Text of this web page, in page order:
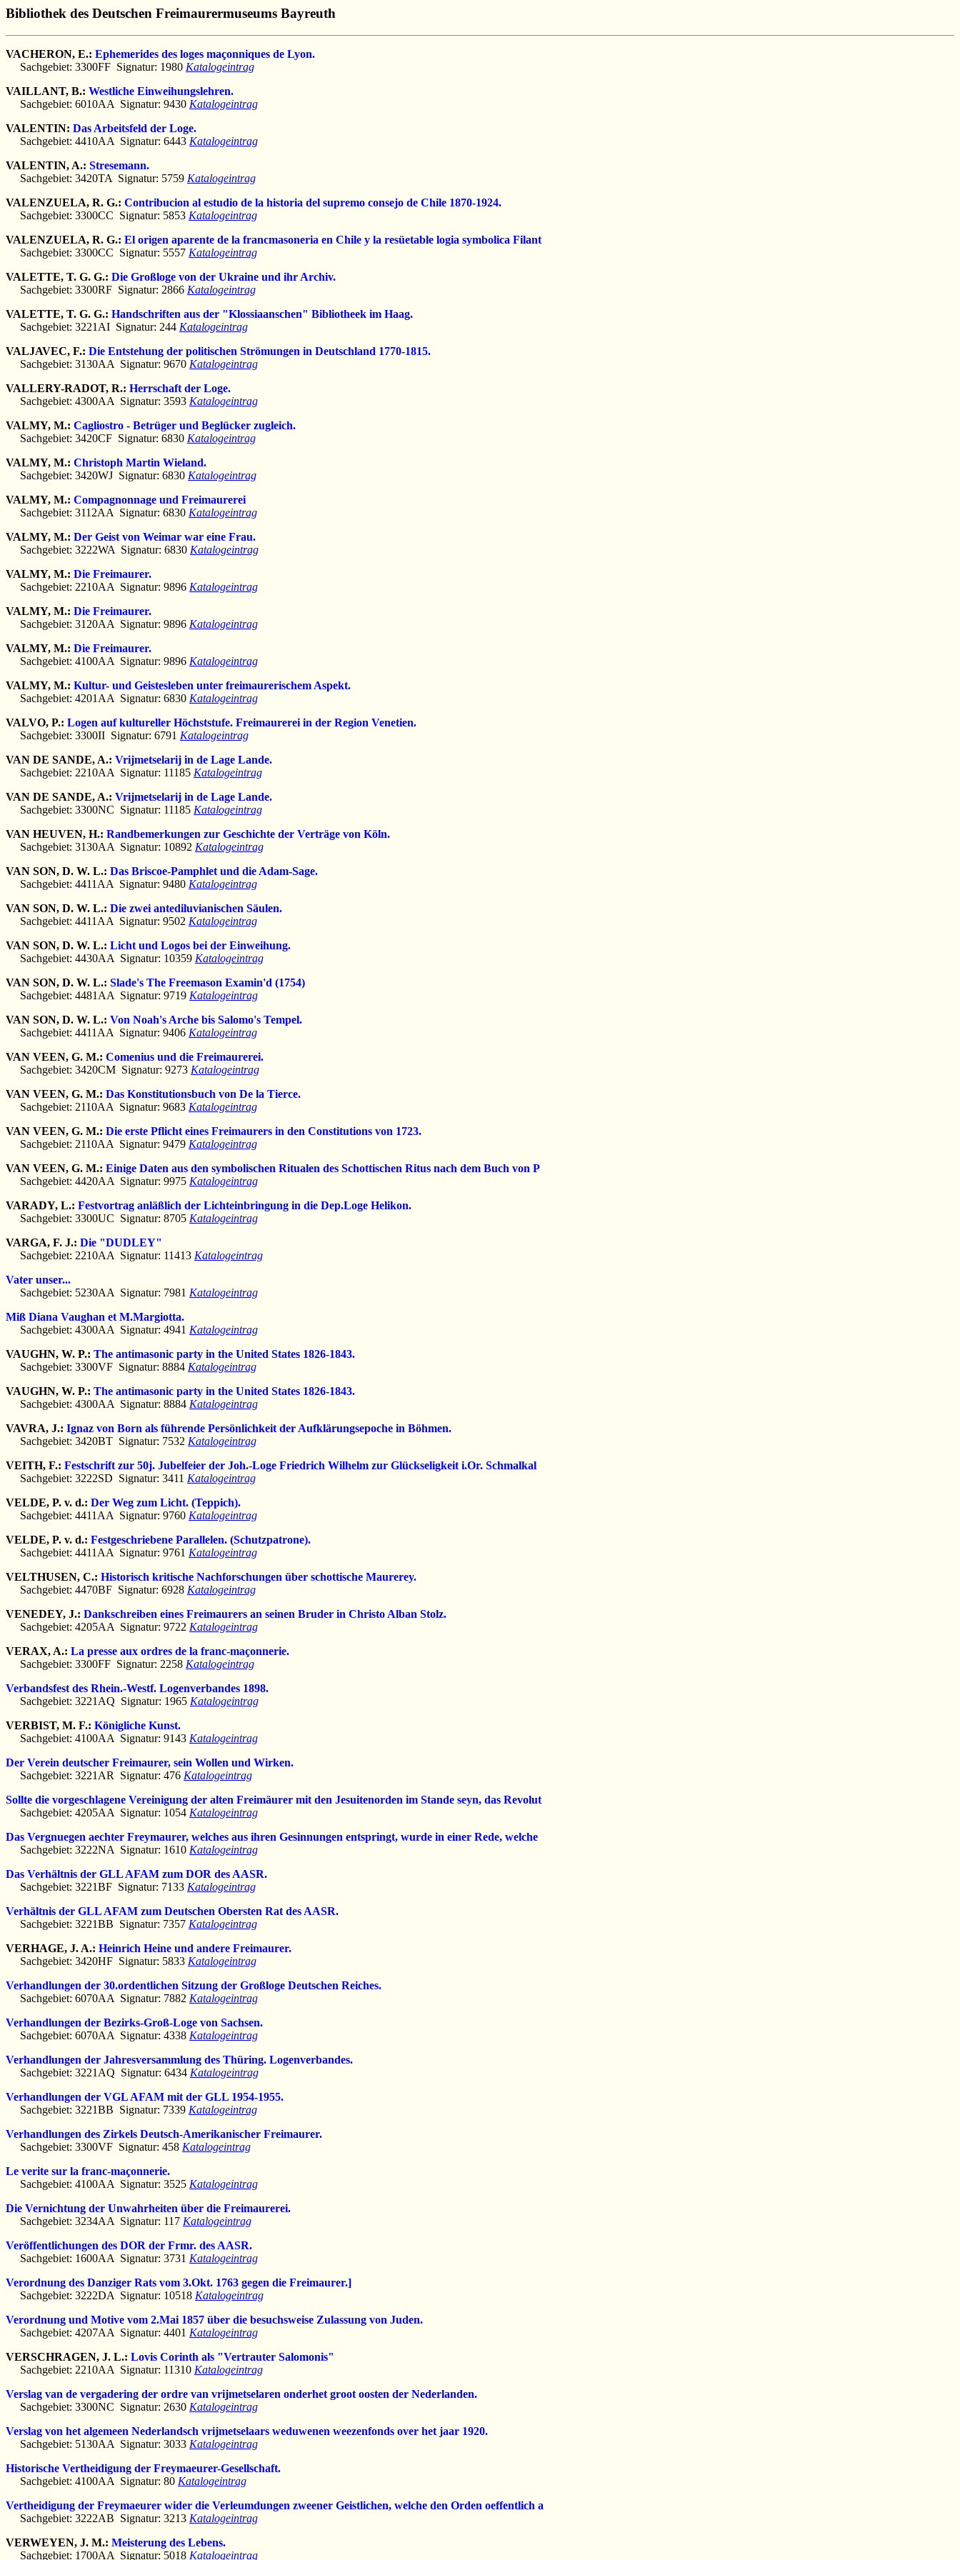
Bibliothek des Deutschen Freimaurermuseums Bayreuth
VACHERON, E.: Ephemerides des loges maçonniques de Lyon.
Sachgebiet: 3300FF Signatur: 1980 Katalogeintrag
VAILLANT, B.: Westliche Einweihungslehren.
Sachgebiet: 6010AA Signatur: 9430 Katalogeintrag
VALENTIN: Das Arbeitsfeld der Loge.
Sachgebiet: 4410AA Signatur: 6443 Katalogeintrag
VALENTIN, A.: Stresemann.
Sachgebiet: 3420TA Signatur: 5759 Katalogeintrag
VALENZUELA, R. G.: Contribucion al estudio de la historia del supremo consejo de Chile 1870-1924.
Sachgebiet: 3300CC Signatur: 5853 Katalogeintrag
VALENZUELA, R. G.: El origen aparente de la francmasoneria en Chile y la resüetable logia symbolica Filant
Sachgebiet: 3300CC Signatur: 5557 Katalogeintrag
VALETTE, T. G. G.: Die Großloge von der Ukraine und ihr Archiv.
Sachgebiet: 3300RF Signatur: 2866 Katalogeintrag
VALETTE, T. G. G.: Handschriften aus der "Klossiaanschen" Bibliotheek im Haag.
Sachgebiet: 3221AI Signatur: 244 Katalogeintrag
VALJAVEC, F.: Die Entstehung der politischen Strömungen in Deutschland 1770-1815.
Sachgebiet: 3130AA Signatur: 9670 Katalogeintrag
VALLERY-RADOT, R.: Herrschaft der Loge.
Sachgebiet: 4300AA Signatur: 3593 Katalogeintrag
VALMY, M.: Cagliostro - Betrüger und Beglücker zugleich.
Sachgebiet: 3420CF Signatur: 6830 Katalogeintrag
VALMY, M.: Christoph Martin Wieland.
Sachgebiet: 3420WJ Signatur: 6830 Katalogeintrag
VALMY, M.: Compagnonnage und Freimaurerei
Sachgebiet: 3112AA Signatur: 6830 Katalogeintrag
VALMY, M.: Der Geist von Weimar war eine Frau.
Sachgebiet: 3222WA Signatur: 6830 Katalogeintrag
VALMY, M.: Die Freimaurer.
Sachgebiet: 2210AA Signatur: 9896 Katalogeintrag
VALMY, M.: Die Freimaurer.
Sachgebiet: 3120AA Signatur: 9896 Katalogeintrag
VALMY, M.: Die Freimaurer.
Sachgebiet: 4100AA Signatur: 9896 Katalogeintrag
VALMY, M.: Kultur- und Geistesleben unter freimaurerischem Aspekt.
Sachgebiet: 4201AA Signatur: 6830 Katalogeintrag
VALVO, P.: Logen auf kultureller Höchststufe. Freimaurerei in der Region Venetien.
Sachgebiet: 3300II Signatur: 6791 Katalogeintrag
VAN DE SANDE, A.: Vrijmetselarij in de Lage Lande.
Sachgebiet: 2210AA Signatur: 11185 Katalogeintrag
VAN DE SANDE, A.: Vrijmetselarij in de Lage Lande.
Sachgebiet: 3300NC Signatur: 11185 Katalogeintrag
VAN HEUVEN, H.: Randbemerkungen zur Geschichte der Verträge von Köln.
Sachgebiet: 3130AA Signatur: 10892 Katalogeintrag
VAN SON, D. W. L.: Das Briscoe-Pamphlet und die Adam-Sage.
Sachgebiet: 4411AA Signatur: 9480 Katalogeintrag
VAN SON, D. W. L.: Die zwei antediluvianischen Säulen.
Sachgebiet: 4411AA Signatur: 9502 Katalogeintrag
VAN SON, D. W. L.: Licht und Logos bei der Einweihung.
Sachgebiet: 4430AA Signatur: 10359 Katalogeintrag
VAN SON, D. W. L.: Slade's The Freemason Examin'd (1754)
Sachgebiet: 4481AA Signatur: 9719 Katalogeintrag
VAN SON, D. W. L.: Von Noah's Arche bis Salomo's Tempel.
Sachgebiet: 4411AA Signatur: 9406 Katalogeintrag
VAN VEEN, G. M.: Comenius und die Freimaurerei.
Sachgebiet: 3420CM Signatur: 9273 Katalogeintrag
VAN VEEN, G. M.: Das Konstitutionsbuch von De la Tierce.
Sachgebiet: 2110AA Signatur: 9683 Katalogeintrag
VAN VEEN, G. M.: Die erste Pflicht eines Freimaurers in den Constitutions von 1723.
Sachgebiet: 2110AA Signatur: 9479 Katalogeintrag
VAN VEEN, G. M.: Einige Daten aus den symbolischen Ritualen des Schottischen Ritus nach dem Buch von P
Sachgebiet: 4420AA Signatur: 9975 Katalogeintrag
VARADY, L.: Festvortrag anläßlich der Lichteinbringung in die Dep.Loge Helikon.
Sachgebiet: 3300UC Signatur: 8705 Katalogeintrag
VARGA, F. J.: Die "DUDLEY"
Sachgebiet: 2210AA Signatur: 11413 Katalogeintrag
Vater unser...
Sachgebiet: 5230AA Signatur: 7981 Katalogeintrag
Miß Diana Vaughan et M.Margiotta.
Sachgebiet: 4300AA Signatur: 4941 Katalogeintrag
VAUGHN, W. P.: The antimasonic party in the United States 1826-1843.
Sachgebiet: 3300VF Signatur: 8884 Katalogeintrag
VAUGHN, W. P.: The antimasonic party in the United States 1826-1843.
Sachgebiet: 4300AA Signatur: 8884 Katalogeintrag
VAVRA, J.: Ignaz von Born als führende Persönlichkeit der Aufklärungsepoche in Böhmen.
Sachgebiet: 3420BT Signatur: 7532 Katalogeintrag
VEITH, F.: Festschrift zur 50j. Jubelfeier der Joh.-Loge Friedrich Wilhelm zur Glückseligkeit i.Or. Schmalkal
Sachgebiet: 3222SD Signatur: 3411 Katalogeintrag
VELDE, P. v. d.: Der Weg zum Licht. (Teppich).
Sachgebiet: 4411AA Signatur: 9760 Katalogeintrag
VELDE, P. v. d.: Festgeschriebene Parallelen. (Schutzpatrone).
Sachgebiet: 4411AA Signatur: 9761 Katalogeintrag
VELTHUSEN, C.: Historisch kritische Nachforschungen über schottische Maurerey.
Sachgebiet: 4470BF Signatur: 6928 Katalogeintrag
VENEDEY, J.: Dankschreiben eines Freimaurers an seinen Bruder in Christo Alban Stolz.
Sachgebiet: 4205AA Signatur: 9722 Katalogeintrag
VERAX, A.: La presse aux ordres de la franc-maçonnerie.
Sachgebiet: 3300FF Signatur: 2258 Katalogeintrag
Verbandsfest des Rhein.-Westf. Logenverbandes 1898.
Sachgebiet: 3221AQ Signatur: 1965 Katalogeintrag
VERBIST, M. F.: Königliche Kunst.
Sachgebiet: 4100AA Signatur: 9143 Katalogeintrag
Der Verein deutscher Freimaurer, sein Wollen und Wirken.
Sachgebiet: 3221AR Signatur: 476 Katalogeintrag
Sollte die vorgeschlagene Vereinigung der alten Freimäurer mit den Jesuitenorden im Stande seyn, das Revolut
Sachgebiet: 4205AA Signatur: 1054 Katalogeintrag
Das Vergnuegen aechter Freymaurer, welches aus ihren Gesinnungen entspringt, wurde in einer Rede, welche
Sachgebiet: 3222NA Signatur: 1610 Katalogeintrag
Das Verhältnis der GLL AFAM zum DOR des AASR.
Sachgebiet: 3221BF Signatur: 7133 Katalogeintrag
Verhältnis der GLL AFAM zum Deutschen Obersten Rat des AASR.
Sachgebiet: 3221BB Signatur: 7357 Katalogeintrag
VERHAGE, J. A.: Heinrich Heine und andere Freimaurer.
Sachgebiet: 3420HF Signatur: 5833 Katalogeintrag
Verhandlungen der 30.ordentlichen Sitzung der Großloge Deutschen Reiches.
Sachgebiet: 6070AA Signatur: 7882 Katalogeintrag
Verhandlungen der Bezirks-Groß-Loge von Sachsen.
Sachgebiet: 6070AA Signatur: 4338 Katalogeintrag
Verhandlungen der Jahresversammlung des Thüring. Logenverbandes.
Sachgebiet: 3221AQ Signatur: 6434 Katalogeintrag
Verhandlungen der VGL AFAM mit der GLL 1954-1955.
Sachgebiet: 3221BB Signatur: 7339 Katalogeintrag
Verhandlungen des Zirkels Deutsch-Amerikanischer Freimaurer.
Sachgebiet: 3300VF Signatur: 458 Katalogeintrag
Le verite sur la franc-maçonnerie.
Sachgebiet: 4100AA Signatur: 3525 Katalogeintrag
Die Vernichtung der Unwahrheiten über die Freimaurerei.
Sachgebiet: 3234AA Signatur: 117 Katalogeintrag
Veröffentlichungen des DOR der Frmr. des AASR.
Sachgebiet: 1600AA Signatur: 3731 Katalogeintrag
Verordnung des Danziger Rats vom 3.Okt. 1763 gegen die Freimaurer.]
Sachgebiet: 3222DA Signatur: 10518 Katalogeintrag
Verordnung und Motive vom 2.Mai 1857 über die besuchsweise Zulassung von Juden.
Sachgebiet: 4207AA Signatur: 4401 Katalogeintrag
VERSCHRAGEN, J. L.: Lovis Corinth als "Vertrauter Salomonis"
Sachgebiet: 2210AA Signatur: 11310 Katalogeintrag
Verslag van de vergadering der ordre van vrijmetselaren onderhet groot oosten der Nederlanden.
Sachgebiet: 3300NC Signatur: 2630 Katalogeintrag
Verslag von het algemeen Nederlandsch vrijmetselaars weduwenen weezenfonds over het jaar 1920.
Sachgebiet: 5130AA Signatur: 3033 Katalogeintrag
Historische Vertheidigung der Freymaeurer-Gesellschaft.
Sachgebiet: 4100AA Signatur: 80 Katalogeintrag
Vertheidigung der Freymaeurer wider die Verleumdungen zweener Geistlichen, welche den Orden oeffentlich a
Sachgebiet: 3222AB Signatur: 3213 Katalogeintrag
VERWEYEN, J. M.: Meisterung des Lebens.
Sachgebiet: 1700AA Signatur: 5018 Katalogeintrag